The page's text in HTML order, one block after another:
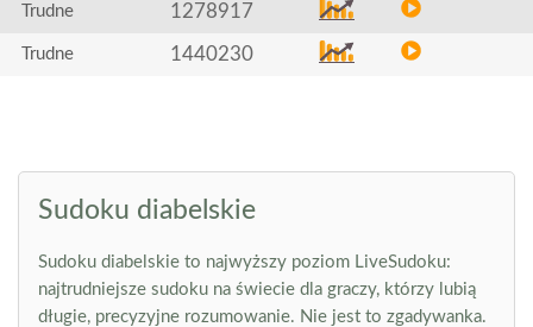
Trudne 1278917
Trudne 1440230
Sudoku diabelskie
Sudoku diabelskie to najwyższy poziom LiveSudoku:
najtrudniejsze sudoku na świecie dla graczy, którzy lubią
długie, precyzyjne rozumowanie. Nie jest to zgadywanka.